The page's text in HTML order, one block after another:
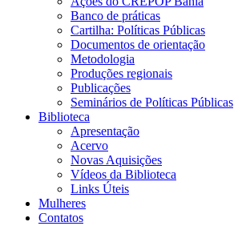
Banco de práticas
Cartilha: Políticas Públicas
Documentos de orientação
Metodologia
Produções regionais
Publicações
Seminários de Políticas Públicas
Biblioteca
Apresentação
Acervo
Novas Aquisições
Vídeos da Biblioteca
Links Úteis
Mulheres
Contatos